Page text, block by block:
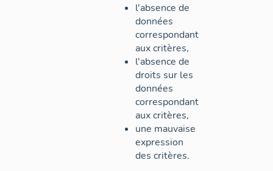
l'absence de
données
correspondant
aux critères,
l'absence de
droits sur les
données
correspondant
aux critères,
une mauvaise
expression
des critères.